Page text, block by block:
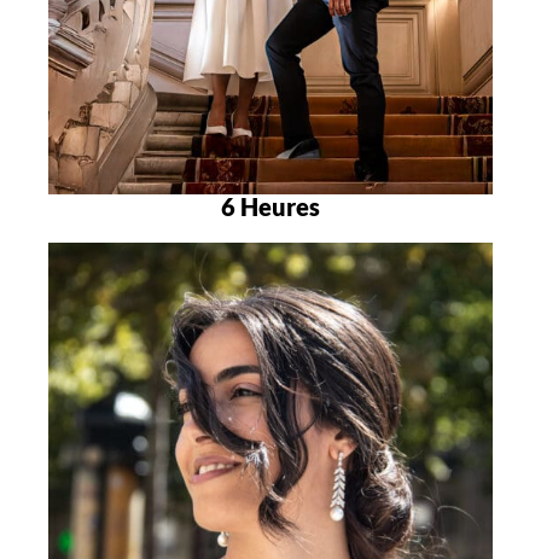
6 Heures